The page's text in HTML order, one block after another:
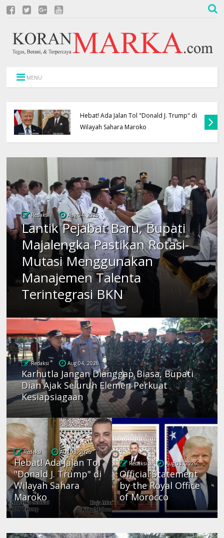
MENU
Hebat! Ada Jalan Tol "Donald J. Trump" di
Wilayah Sahara Maroko
Redaksi Aug 04, 2026
Lantik Pejabat Baru, Bupati
Majalengka Pastikan Rotasi-
Mutasi Menggunakan
Manajemen Talenta
Terintegrasi BKN
Redaksi Aug 04, 2026
Karhutla Jangan Dianggap Biasa, Bupati
Dian Ajak Seluruh Elemen Perkuat
Kesiapsiagaan
Redaksi Aug 03, 2026
Hebat! Ada Jalan Tol
"Donald J. Trump" di
Wilayah Sahara
Maroko
Redaksi Aug 03, 2026
Official Statement
by the Royal Office
of Morocco